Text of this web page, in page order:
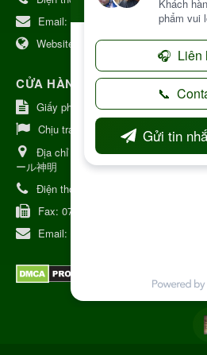
Email:
Website:
https://
CỬA HÀNG GIỚI THIỆU TẠI
Giấy phép số: 080-9475-1379
Chịu trách nhiệm:
MR THƯƠNG
Địa chỉ Nhật Bản:日本 愛知県刈谷
ール神明
Điện thoại:
Fax: 070-9178-7979
Email: